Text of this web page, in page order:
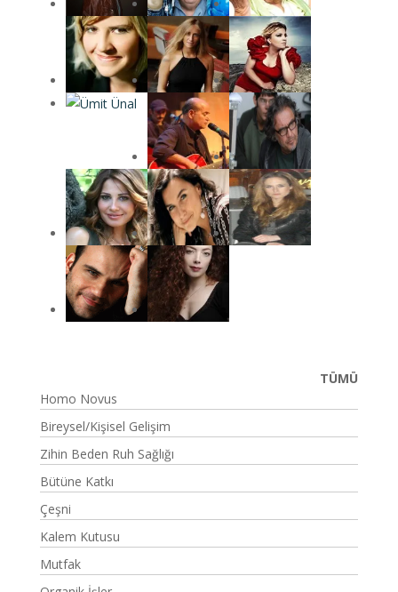
TÜMÜ
Homo Novus
Bireysel/Kişisel Gelişim
Zihin Beden Ruh Sağlığı
Bütüne Katkı
Çeşni
Kalem Kutusu
Mutfak